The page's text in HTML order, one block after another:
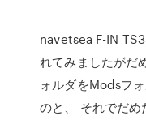
navetsea F-IN
れてみましたがだ
ォルダをModsフ
のと、 それでだ